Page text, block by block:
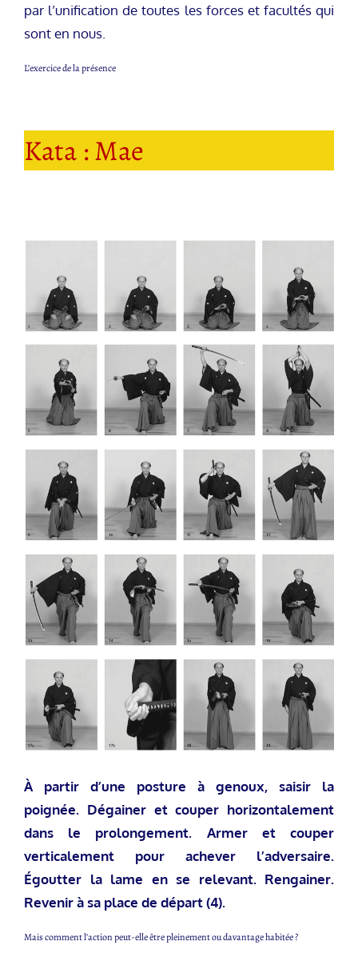
par l’unification de toutes les forces et facultés qui
sont en nous.
L’exercice de la présence
Kata : Mae
À partir d’une posture à genoux, saisir la
poignée. Dégainer et couper horizontalement
dans le prolongement. Armer et couper
verticalement pour achever l’adversaire.
Égoutter la lame en se relevant. Rengainer.
Revenir à sa place de départ (4).
Mais comment l’action peut-elle être pleinement ou davantage habitée ?